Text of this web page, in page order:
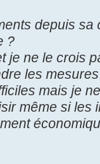
depuis
?
je ne le crois
les
mais je
même si les